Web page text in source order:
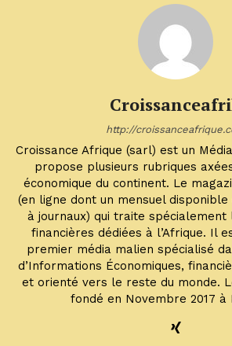
http://
Croissance Afrique (sarl) est un
propose plusieurs rubriques
économique du continent. Le
(en ligne dont un mensuel
à journaux) qui traite
financières dédiées à l’Afrique. Il
premier média malien spécialisé
d’Informations Économiques,
et orienté vers le reste du monde.
fondé en Novembre 2017 à